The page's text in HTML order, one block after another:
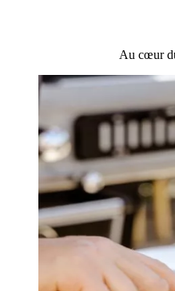
Au cœur